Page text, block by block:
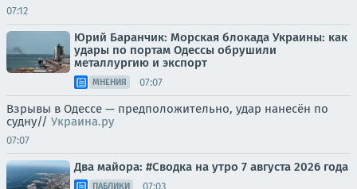
07:12
Юрий Баранчик: Морская блокада Украины: как
удары по портам Одессы обрушили
металлургию и экспорт
МНЕНИЯ 07:07
Взрывы в Одессе — предположительно, удар нанесён по
судну// Украина.ру
07:07
Два майора: #Сводка на утро 7 августа 2026 года
ПАБЛИКИ 07:03